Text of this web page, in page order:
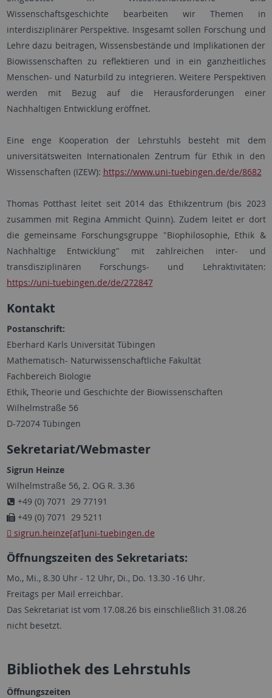
Wissenschaftsgeschichte bearbeiten wir Themen in
interdisziplinärer Perspektive. Insgesamt sollen Forschung und
Lehre dazu beitragen, Wissensbestände und Implikationen der
Biowissenschaften zu reflektieren und in ein ganzheitliches
Menschen- und Naturbild zu integrieren. Weitere Perspektiven
werden mit Bezug auf die Herausforderungen einer
Nachhaltigen Entwicklung eröffnet.
Eine enge Kooperation der Lehrstuhls besteht mit dem
universitätsweiten Internationalen Zentrum für Ethik in den
Wissenschaften (IZEW): https://www.uni-tuebingen.de/de/8682
Thomas Potthast leitet seit 2014 das Ethikzentrum (bis 2023
zusammen mit Regina Ammicht Quinn). Zudem leitet er dort
die gemeinsame Forschungsgruppe "Biophilosophie, Ethik &
Nachhaltige Entwicklung" mit zahlreichen inter- und
transdisziplinären Forschungs- und Lehraktivitäten:
https://uni-tuebingen.de/de/272847
Kontakt
Postanschrift:
Eberhard Karls Universität Tübingen
Mathematisch- Naturwissenschaftliche Fakultät
Fachbereich Biologie
Ethik, Theorie und Geschichte der Biowissenschaften
Wilhelmstraße 56
D-72074 Tübingen
Sekretariat/Webmaster
Sigrun Heinze
Wilhelmstraße 56, 2. OG R. 3.36
+49 (0) 7071 29 77191
+49 (0) 7071 29 5211
sigrun.heinze[at]uni-tuebingen.de
Öffnungszeiten des Sekretariats:
Mo., Mi., 8.30 Uhr - 12 Uhr, Di., Do. 13.30 -16 Uhr.
Freitags per Mail erreichbar.
Das Sekretariat ist vom 17.08.26 bis einschließlich 31.08.26
nicht besetzt.
Bibliothek des Lehrstuhls
Öffnungszeiten